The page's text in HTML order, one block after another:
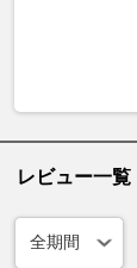
レビュー一覧